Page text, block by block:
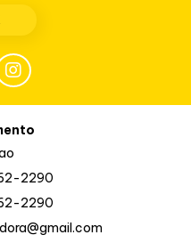
2290
2290